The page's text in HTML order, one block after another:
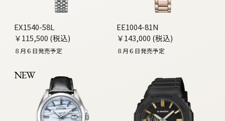
EX1540-58L
￥115,500 (税込)
８月６日発売予定
EE1004-81N
￥143,000 (税込)
８月６日発売予定
NEW